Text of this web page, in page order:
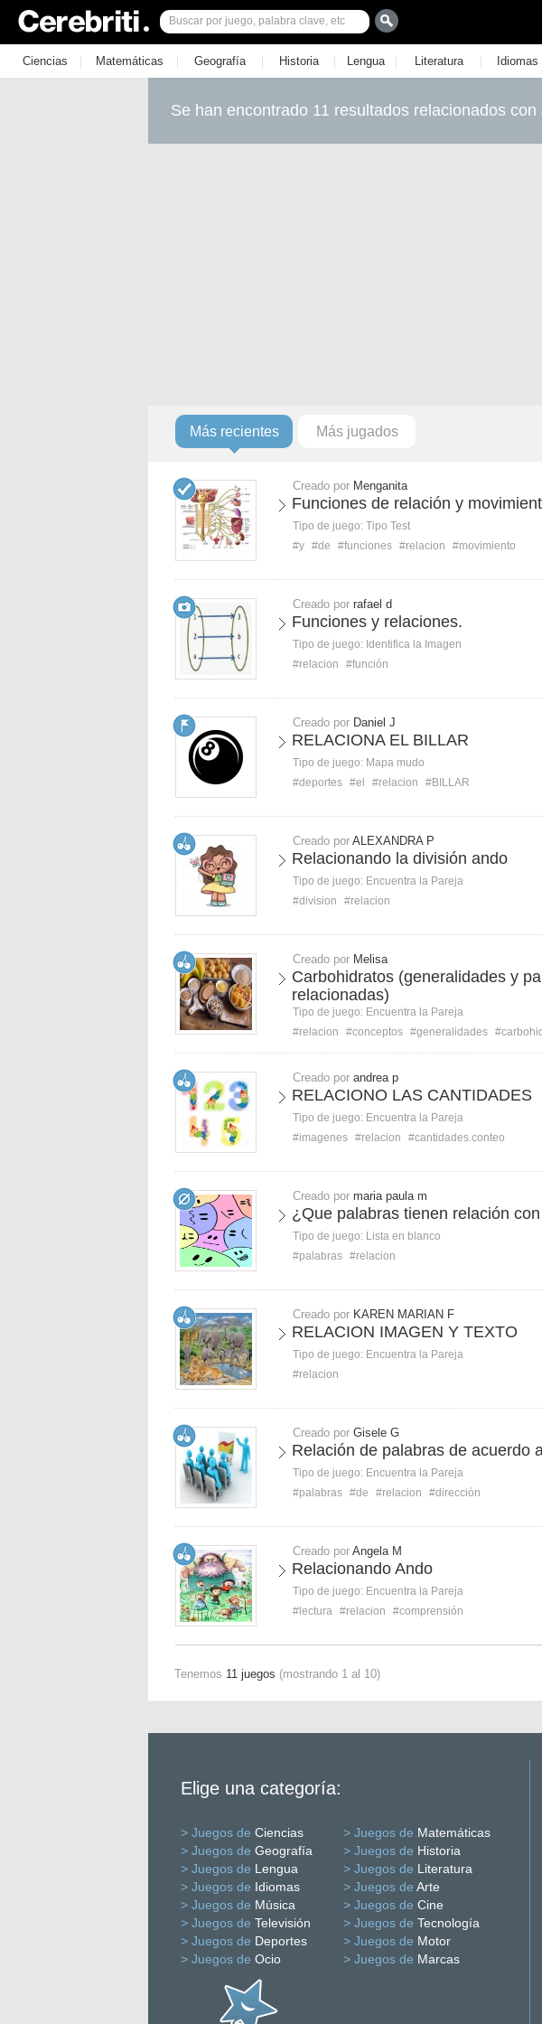
Ciencias | Matemáticas | Geografía | Historia | Lengua | Literatura | Idiomas
Se han encontrado 11 resultados relacionados con
Más recientes Más jugados
Creado por Menganita
Funciones de relación y
Tipo de juego: Tipo Test
#y #de #funciones #relacion #movimiento
Creado por rafael d
Funciones y relaciones.
Tipo de juego: Identifica la Imagen
#relacion
#función
Creado por Daniel J
RELACIONA EL BILLAR
Tipo de juego: Mapa mudo
#deportes #el #relacion #BILLAR
Creado por ALEXANDRA P
Relacionando la división ando
Tipo de juego: Encuentra la Pareja
#division
#relacion
Creado por Melisa
Carbohidratos (generalidades y
relacionadas)
Tipo de juego: Encuentra la Pareja
#relacion
#conceptos #generalidades
Creado por andrea p
RELACIONO LAS CANTIDADES
Tipo de juego: Encuentra la Pareja
#imagenes #relacion #cantidades.conteo
Creado por maria paula m
¿Que palabras tienen relación
Tipo de juego: Lista en blanco
#palabras #relacion
Creado por KAREN MARIAN F
RELACION IMAGEN Y TEXTO
Tipo de juego: Encuentra la Pareja
#relacion
Creado por Gisele G
Relación de palabras de acuerdo
Tipo de juego: Encuentra la Pareja
#palabras #de #relacion #dirección
Creado por Angela M
Relacionando Ando
Tipo de juego: Encuentra la Pareja
#lectura #relacion #comprensión
Tenemos 11 juegos (mostrando 1 al 10)
Elige una categoría:
> Juegos de Ciencias > Juegos de Matemáticas
> Juegos de Geografía > Juegos de Historia
> Juegos de Lengua > Juegos de Literatura
> Juegos de Idiomas > Juegos de Arte
> Juegos de Música > Juegos de Cine
> Juegos de Televisión > Juegos de Tecnología
> Juegos de Deportes > Juegos de Motor
> Juegos de Ocio > Juegos de Marcas